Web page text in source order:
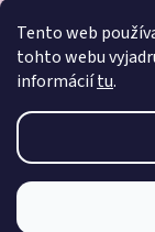
Tento web
tohto webu
informáciítu.